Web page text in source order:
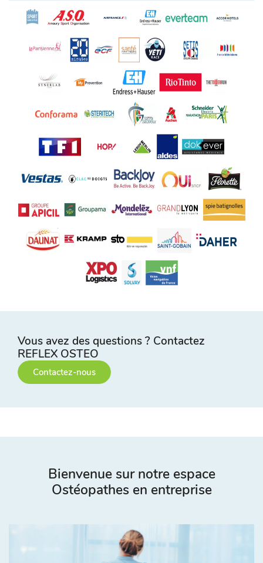
Vous avez des questions ? Contactez
REFLEX OSTEO
Contactez-nous
Bienvenue sur notre espace
Ostéopathes en entreprise